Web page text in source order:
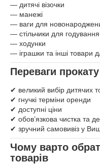
— дитячі візочки
— манежі
— ваги для
— стільчики для годування
— ходунки
— іграшки та інші товари
Переваги
✔ великий вибір дитячих
✔ гнучкі терміни оренди
✔ доступні ціни
✔ обов’язкова чистка та
✔ зручний самовивіз у
Чому варто
товарів